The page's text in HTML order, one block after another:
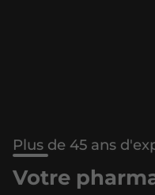
Plus de 45 ans
Votre